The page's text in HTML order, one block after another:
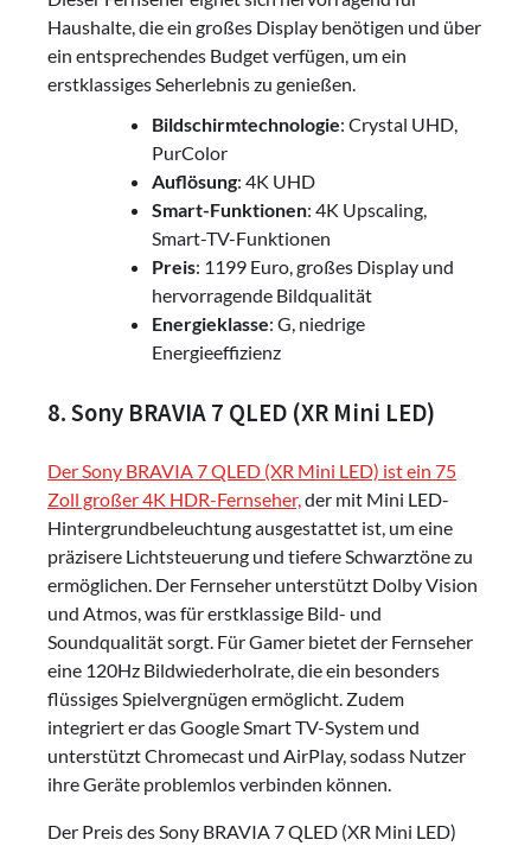
Haushalte, die ein großes Display benötigen und über
ein entsprechendes Budget verfügen, um ein
erstklassiges Seherlebnis zu genießen.
Bildschirmtechnologie: Crystal UHD,
PurColor
Auflösung: 4K UHD
Smart-Funktionen: 4K Upscaling,
Smart-TV-Funktionen
Preis: 1199 Euro, großes Display und
hervorragende Bildqualität
Energieklasse: G, niedrige
Energieeffizienz
8. Sony BRAVIA 7 QLED (XR Mini LED)
Der Sony BRAVIA 7 QLED (XR Mini LED) ist ein 75
Zoll großer 4K HDR-Fernseher, der mit Mini LED-
Hintergrundbeleuchtung ausgestattet ist, um eine
präzisere Lichtsteuerung und tiefere Schwarztöne zu
ermöglichen. Der Fernseher unterstützt Dolby Vision
und Atmos, was für erstklassige Bild- und
Soundqualität sorgt. Für Gamer bietet der Fernseher
eine 120Hz Bildwiederholrate, die ein besonders
flüssiges Spielvergnügen ermöglicht. Zudem
integriert er das Google Smart TV-System und
unterstützt Chromecast und AirPlay, sodass Nutzer
ihre Geräte problemlos verbinden können.
Der Preis des Sony BRAVIA 7 QLED (XR Mini LED)